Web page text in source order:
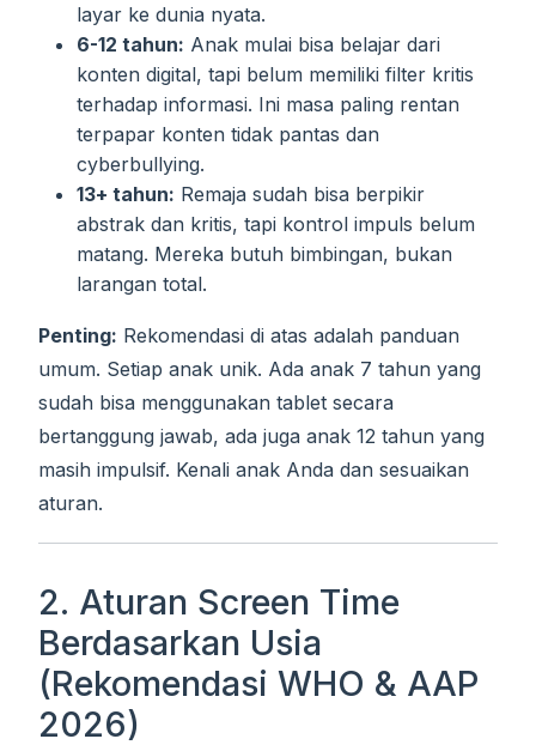
layar ke dunia nyata.
6-12 tahun: Anak mulai bisa belajar dari
konten digital, tapi belum memiliki filter kritis
terhadap informasi. Ini masa paling rentan
terpapar konten tidak pantas dan
cyberbullying.
13+ tahun: Remaja sudah bisa berpikir
abstrak dan kritis, tapi kontrol impuls belum
matang. Mereka butuh bimbingan, bukan
larangan total.
Penting: Rekomendasi di atas adalah panduan
umum. Setiap anak unik. Ada anak 7 tahun yang
sudah bisa menggunakan tablet secara
bertanggung jawab, ada juga anak 12 tahun yang
masih impulsif. Kenali anak Anda dan sesuaikan
aturan.
2. Aturan Screen Time
Berdasarkan Usia
(Rekomendasi WHO & AAP
2026)